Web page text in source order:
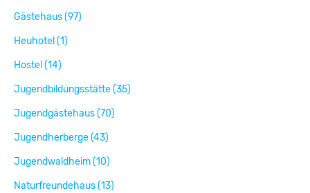
Gästehaus (97)
Heuhotel (1)
Hostel (14)
Jugendbildungsstätte (35)
Jugendgästehaus (70)
Jugendherberge (43)
Jugendwaldheim (10)
Naturfreundehaus (13)